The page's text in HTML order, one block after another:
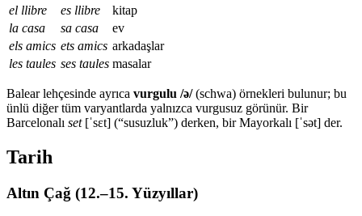
el llibre
es llibre
kitap
la casa
sa casa
ev
els amics ets amics arkadaşlar
les taules ses taules masalar
Balear lehçesinde ayrıca vurgulu /ə/(schwa) örnekleri bulunur; bu
ünlü diğer tüm varyantlarda yalnızca vurgusuz görünür. Bir
Barcelonalı set[ˈsɛt] (“susuzluk”) derken, bir Mayorkalı [ˈsət] der.
Tarih
Altın Çağ (12.–15. Yüzyıllar)